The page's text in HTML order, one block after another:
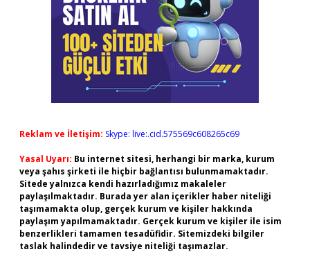
Reklam ve İletişim: Skype: live:.cid.575569c608265c69
Yasal Uyarı: Bu internet sitesi, herhangi bir marka, kurum
veya şahıs şirketi ile hiçbir bağlantısı bulunmamaktadır.
Sitede yalnızca kendi hazırladığımız makaleler
paylaşılmaktadır. Burada yer alan içerikler haber niteliği
taşımamakta olup, gerçek kurum ve kişiler hakkında
paylaşım yapılmamaktadır. Gerçek kurum ve kişiler ile isim
benzerlikleri tamamen tesadüfidir. Sitemizdeki bilgiler
taslak halindedir ve tavsiye niteliği taşımazlar.